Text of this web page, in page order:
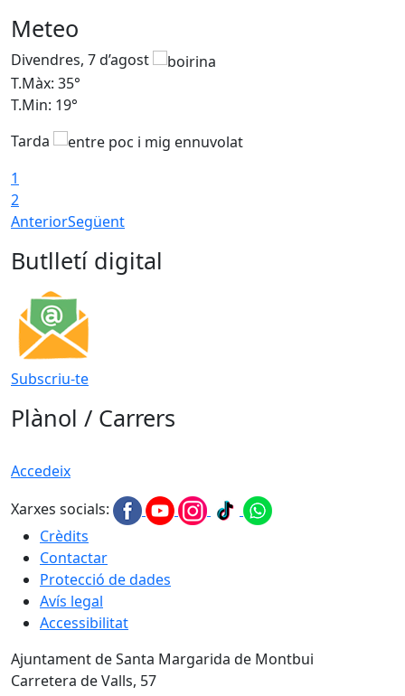
Meteo
Divendres, 7 d’agost
T.Màx: 35°
T.Min: 19°
Tarda
1
2
AnteriorSegüent
Butlletí digital
Subscriu-te
Plànol / Carrers
Accedeix
Xarxes socials:
Crèdits
Contactar
Protecció de dades
Avís legal
Accessibilitat
Ajuntament de Santa Margarida de Montbui
Carretera de Valls, 57